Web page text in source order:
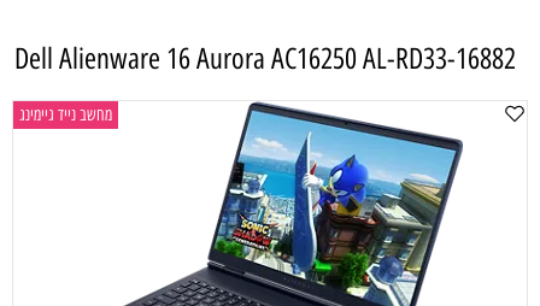
Dell Alienware 16 Aurora AC16250 AL-RD33-16882
מחשב נייד גיימינג